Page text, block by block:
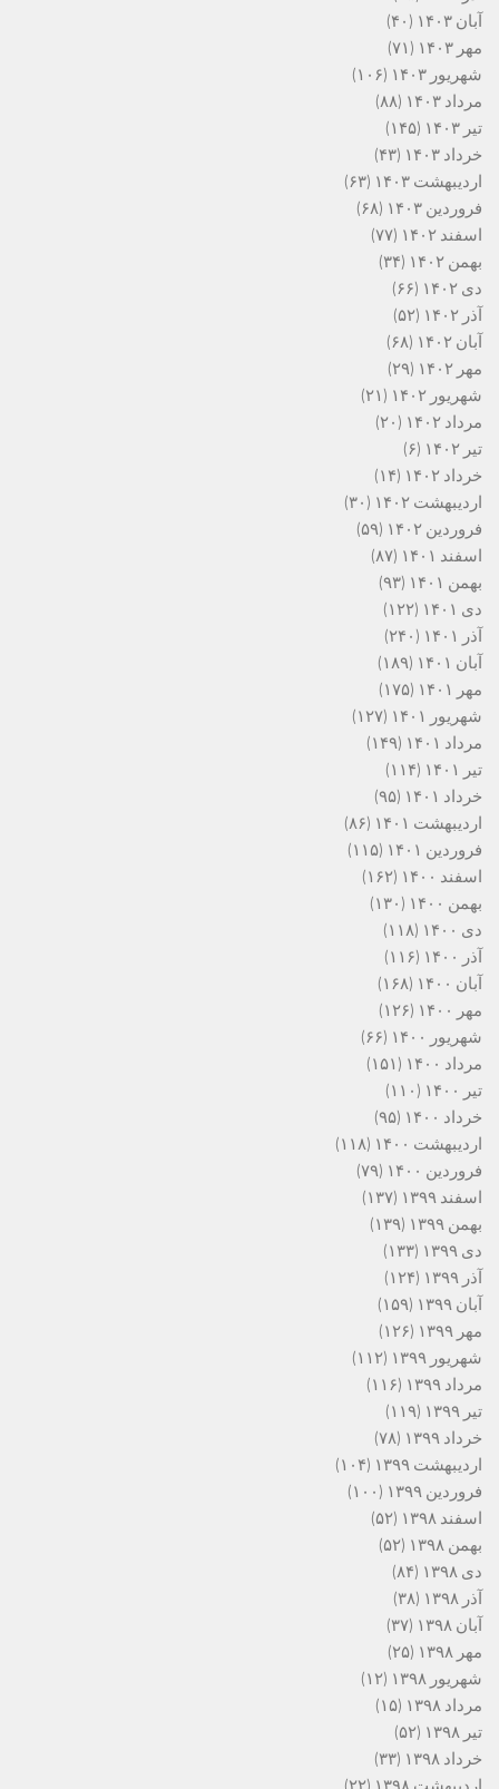
آبان ۱۴۰۳
(۴۰)
مهر ۱۴۰۳
(۷۱)
شهریور ۱۴۰۳
(۱۰۶)
مرداد ۱۴۰۳
(۸۸)
تیر ۱۴۰۳
(۱۴۵)
خرداد ۱۴۰۳
(۴۳)
اردیبهشت ۱۴۰۳
(۶۳)
فروردین ۱۴۰۳
(۶۸)
اسفند ۱۴۰۲
(۷۷)
بهمن ۱۴۰۲
(۳۴)
دی ۱۴۰۲
(۶۶)
آذر ۱۴۰۲
(۵۲)
آبان ۱۴۰۲
(۶۸)
مهر ۱۴۰۲
(۲۹)
شهریور ۱۴۰۲
(۲۱)
مرداد ۱۴۰۲
(۲۰)
تیر ۱۴۰۲
(۶)
خرداد ۱۴۰۲
(۱۴)
اردیبهشت ۱۴۰۲
(۳۰)
فروردین ۱۴۰۲
(۵۹)
اسفند ۱۴۰۱
(۸۷)
بهمن ۱۴۰۱
(۹۳)
دی ۱۴۰۱
(۱۲۲)
آذر ۱۴۰۱
(۲۴۰)
آبان ۱۴۰۱
(۱۸۹)
مهر ۱۴۰۱
(۱۷۵)
شهریور ۱۴۰۱
(۱۲۷)
مرداد ۱۴۰۱
(۱۴۹)
تیر ۱۴۰۱
(۱۱۴)
خرداد ۱۴۰۱
(۹۵)
اردیبهشت ۱۴۰۱
(۸۶)
فروردین ۱۴۰۱
(۱۱۵)
اسفند ۱۴۰۰
(۱۶۲)
بهمن ۱۴۰۰
(۱۳۰)
دی ۱۴۰۰
(۱۱۸)
آذر ۱۴۰۰
(۱۱۶)
آبان ۱۴۰۰
(۱۶۸)
مهر ۱۴۰۰
(۱۲۶)
شهریور ۱۴۰۰
(۶۶)
مرداد ۱۴۰۰
(۱۵۱)
تیر ۱۴۰۰
(۱۱۰)
خرداد ۱۴۰۰
(۹۵)
اردیبهشت ۱۴۰۰
(۱۱۸)
فروردین ۱۴۰۰
(۷۹)
اسفند ۱۳۹۹
(۱۳۷)
بهمن ۱۳۹۹
(۱۳۹)
دی ۱۳۹۹
(۱۳۳)
آذر ۱۳۹۹
(۱۲۴)
آبان ۱۳۹۹
(۱۵۹)
مهر ۱۳۹۹
(۱۲۶)
شهریور ۱۳۹۹
(۱۱۲)
مرداد ۱۳۹۹
(۱۱۶)
تیر ۱۳۹۹
(۱۱۹)
خرداد ۱۳۹۹
(۷۸)
اردیبهشت ۱۳۹۹
(۱۰۴)
فروردین ۱۳۹۹
(۱۰۰)
اسفند ۱۳۹۸
(۵۲)
بهمن ۱۳۹۸
(۵۲)
دی ۱۳۹۸
(۸۴)
آذر ۱۳۹۸
(۳۸)
آبان ۱۳۹۸
(۳۷)
مهر ۱۳۹۸
(۲۵)
شهریور ۱۳۹۸
(۱۲)
مرداد ۱۳۹۸
(۱۵)
تیر ۱۳۹۸
(۵۲)
خرداد ۱۳۹۸
(۳۳)